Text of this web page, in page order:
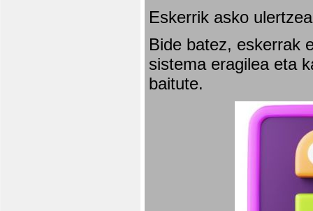
Eskerrik asko
Bide batez, eskerrak
sistema eragilea eta
baitute.